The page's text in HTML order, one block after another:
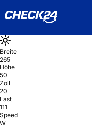
Breite
265
Höhe
50
Zoll
20
Last
111
Speed
W